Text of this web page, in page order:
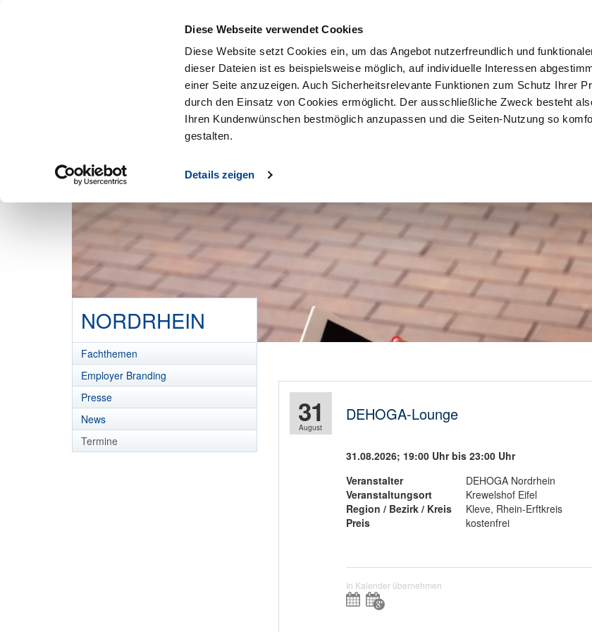
Diese Webseite verwendet Cookies
Diese Website setzt Cookies ein, um das Angebot nutzerfreundlich und
dieser Dateien ist es beispielsweise möglich, auf individuelle Interessen
einer Seite anzuzeigen. Auch Sicherheitsrelevante Funktionen zum Schutz Ihrer
durch den Einsatz von Cookies ermöglicht. Der ausschließliche Zweck besteht
Ihren Kundenwünschen bestmöglich anzupassen und die Seiten-Nutzung so
gestalten.
Details zeigen
Vorteile Über uns
NORDRHEIN
Fachthemen
Employer Branding
Presse
News
Termine
DEHOGA-Lounge
August
31
31.08.2026; 19:00 Uhrbis 23:00 Uhr
Veranstalter
DEHOGA Nordrhein
Veranstaltungsort
Krewelshof Eifel
Region / Bezirk / Kreis
Kleve, Rhein-Erftkreis
Preis
kostenfrei
In Kalender übernehmen